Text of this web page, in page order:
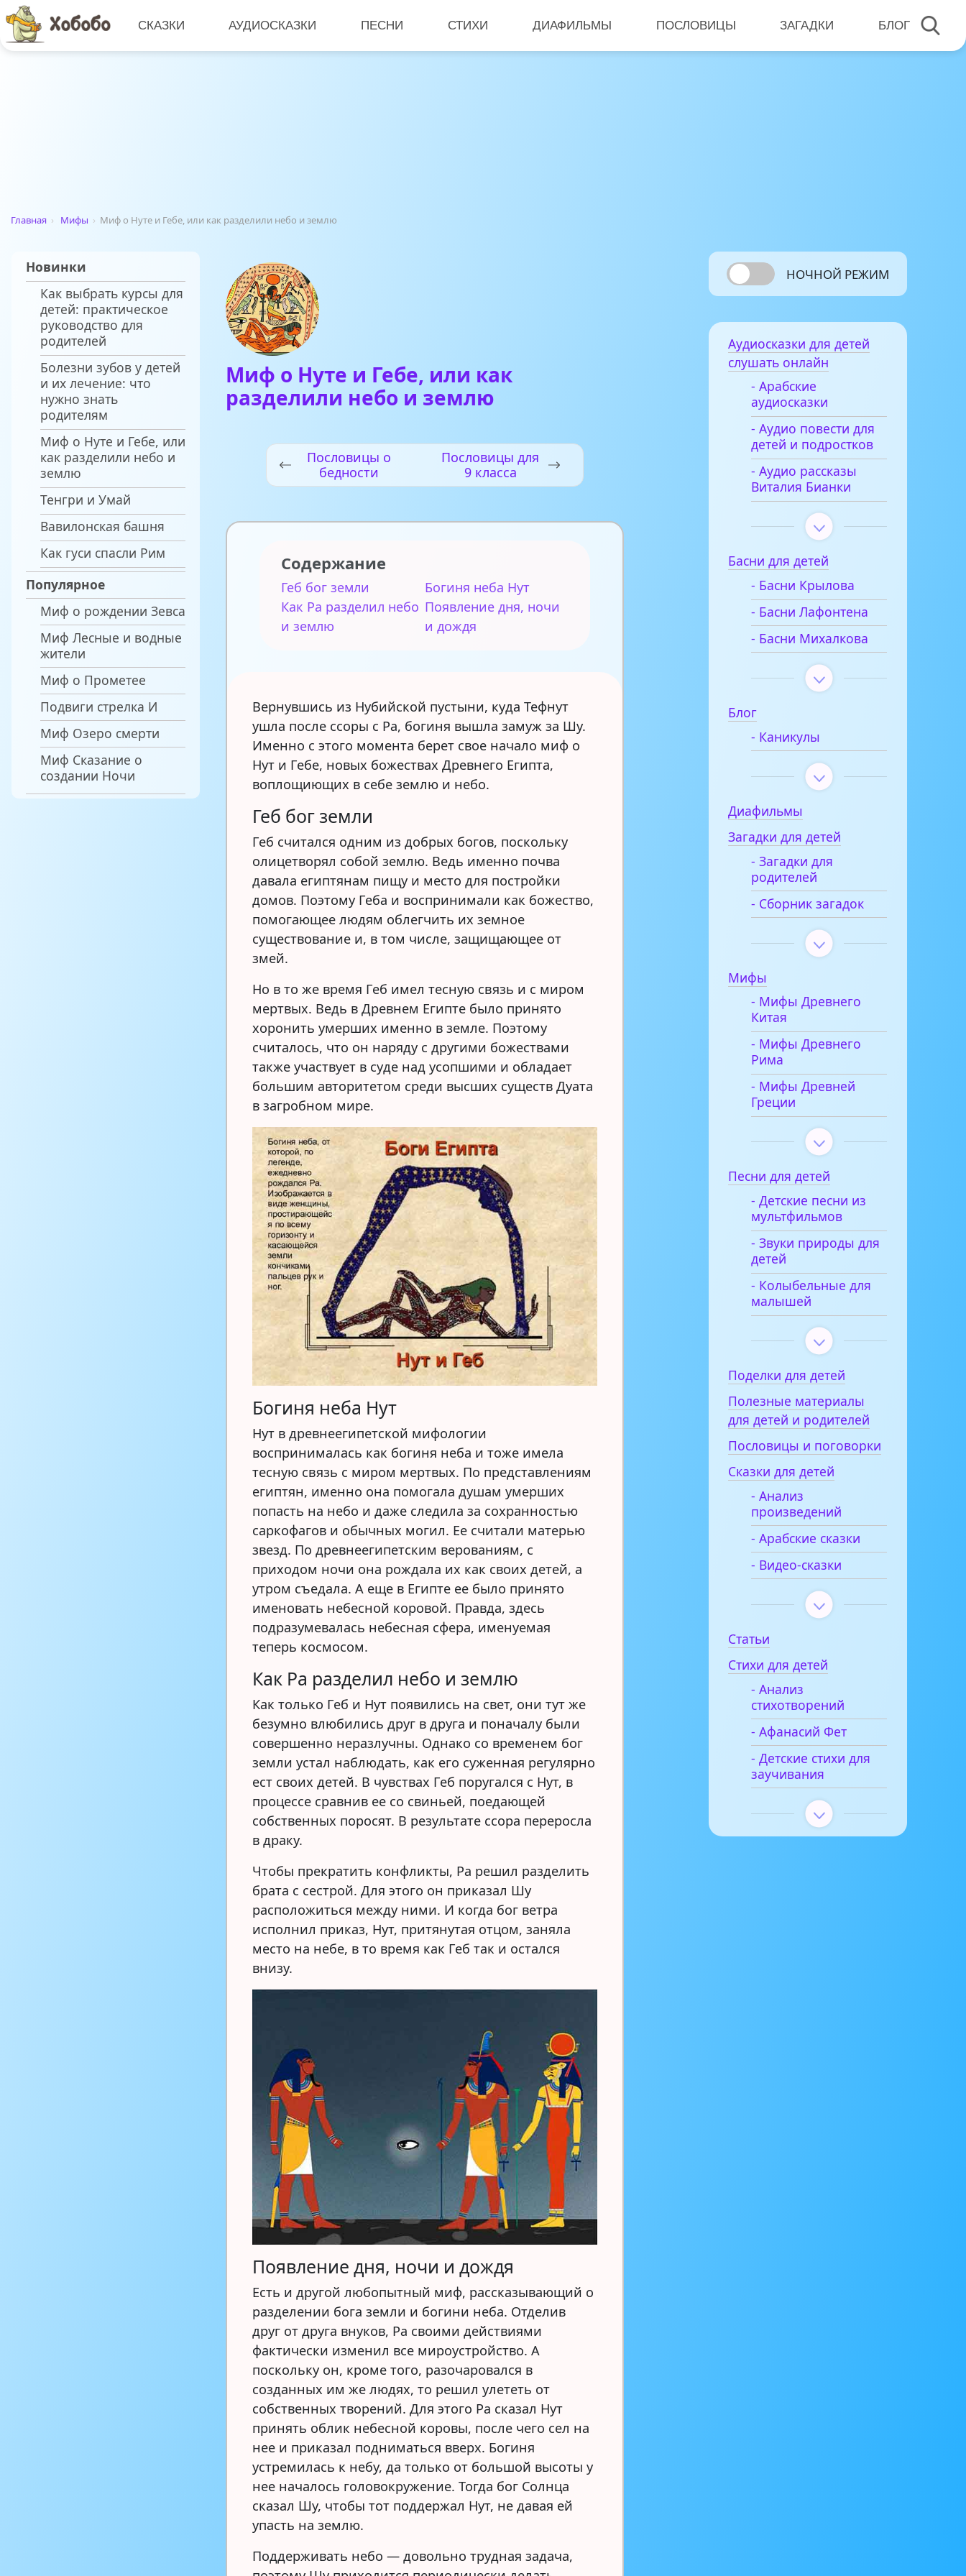
СКАЗКИ АУДИОСКАЗКИ ПЕСНИ СТИХИ ДИАФИЛЬМЫ ПОСЛОВИЦЫ ЗАГАДКИ БЛОГ
Главная › Мифы › Миф о Нуте и Гебе, или как разделили небо и землю
Новинки
Как выбрать курсы для
детей: практическое
руководство для
родителей
Болезни зубов у детей
и их лечение: что
нужно знать
родителям
Миф о Нуте и Гебе, или
как разделили небо и
землю
Тенгри и Умай
Вавилонская башня
Как гуси спасли Рим
Популярное
Миф о рождении Зевса
Миф Лесные и водные
жители
Миф о Прометее
Подвиги стрелка И
Миф Озеро смерти
Миф Сказание о
создании Ночи
Миф о Нуте и Гебе, или как
разделили небо и землю
Пословицы о
бедности
Пословицы для
9 класса
Содержание
Геб бог земли
Богиня неба Нут
Как Ра разделил небо
и землю
Появление дня, ночи
и дождя
Вернувшись из Нубийской пустыни, куда Тефнут
ушла после ссоры с Ра, богиня вышла замуж за Шу.
Именно с этого момента берет свое начало миф о
Нут и Гебе, новых божествах Древнего Египта,
воплощиющих в себе землю и небо.
Геб бог земли
Геб считался одним из добрых богов, поскольку
олицетворял собой землю. Ведь именно почва
давала египтянам пищу и место для постройки
домов. Поэтому Геба и воспринимали как божество,
помогающее людям облегчить их земное
существование и, в том числе, защищающее от
змей.
Но в то же время Геб имел тесную связь и с миром
мертвых. Ведь в Древнем Египте было принято
хоронить умерших именно в земле. Поэтому
считалось, что он наряду с другими божествами
также участвует в суде над усопшими и обладает
большим авторитетом среди высших существ Дуата
в загробном мире.
Богиня неба Нут
Нут в древнеегипетской мифологии
воспринималась как богиня неба и тоже имела
тесную связь с миром мертвых. По представлениям
египтян, именно она помогала душам умерших
попасть на небо и даже следила за сохранностью
саркофагов и обычных могил. Ее считали матерью
звезд. По древнеегипетским верованиям, с
приходом ночи она рождала их как своих детей, а
утром съедала. А еще в Египте ее было принято
именовать небесной коровой. Правда, здесь
подразумевалась небесная сфера, именуемая
теперь космосом.
Как Ра разделил небо и землю
Как только Геб и Нут появились на свет, они тут же
безумно влюбились друг в друга и поначалу были
совершенно неразлучны. Однако со временем бог
земли устал наблюдать, как его суженная регулярно
ест своих детей. В чувствах Геб поругался с Нут, в
процессе сравнив ее со свиньей, поедающей
собственных поросят. В результате ссора переросла
в драку.
Чтобы прекратить конфликты, Ра решил разделить
брата с сестрой. Для этого он приказал Шу
расположиться между ними. И когда бог ветра
исполнил приказ, Нут, притянутая отцом, заняла
место на небе, в то время как Геб так и остался
внизу.
Появление дня, ночи и дождя
Есть и другой любопытный миф, рассказывающий о
разделении бога земли и богини неба. Отделив
друг от друга внуков, Ра своими действиями
фактически изменил все мироустройство. А
поскольку он, кроме того, разочаровался в
созданных им же людях, то решил улететь от
собственных творений. Для этого Ра сказал Нут
принять облик небесной коровы, после чего сел на
нее и приказал подниматься вверх. Богиня
устремилась к небу, да только от большой высоты у
нее началось головокружение. Тогда бог Солнца
сказал Шу, чтобы тот поддержал Нут, не давая ей
упасть на землю.
Поддерживать небо — довольно трудная задача,
НОЧНОЙ РЕЖИМ
Аудиосказки для детей
слушать онлайн
- Арабские
аудиосказки
- Аудио повести для
детей и подростков
- Аудио рассказы
Виталия Бианки
Басни для детей
- Басни Крылова
- Басни Лафонтена
- Басни Михалкова
Блог
- Каникулы
Диафильмы
Загадки для детей
- Загадки для
родителей
- Сборник загадок
Мифы
- Мифы Древнего
Китая
- Мифы Древнего
Рима
- Мифы Древней
Греции
Песни для детей
- Детские песни из
мультфильмов
- Звуки природы для
детей
- Колыбельные для
малышей
Поделки для детей
Полезные материалы
для детей и родителей
Пословицы и поговорки
Сказки для детей
- Анализ
произведений
- Арабские сказки
- Видео-сказки
Статьи
Стихи для детей
- Анализ
стихотворений
- Афанасий Фет
- Детские стихи для
заучивания